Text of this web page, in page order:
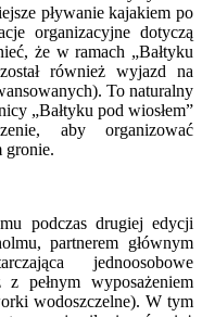
pływanie kajakiem po
organizacyjne dotyczą
że w ramach „Bałtyku
również wyjazd na
To naturalny
„Bałtyku pod wiosłem”
aby organizować
gronie.
podczas drugiej edycji
partnerem głównym
jednoosobowe
pełnym wyposażeniem
wodoszczelne). W tym